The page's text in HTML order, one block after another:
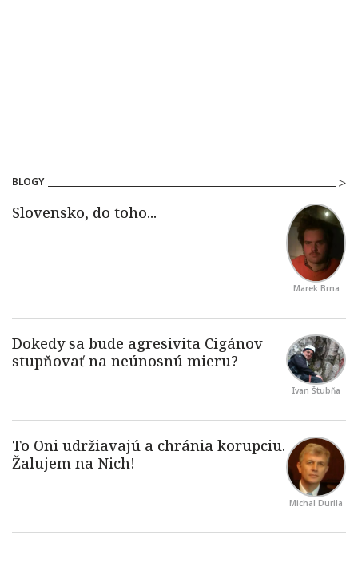
BLOGY
Marek Brna
Ivan Štubňa
Michal Durila